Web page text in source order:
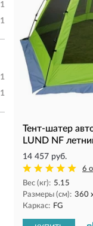
1
1
1
1
Тент-шатер
LUND NF
14 457 руб.
6
Вес (кг): 5.15
Размеры (см): 360
Каркас: FG